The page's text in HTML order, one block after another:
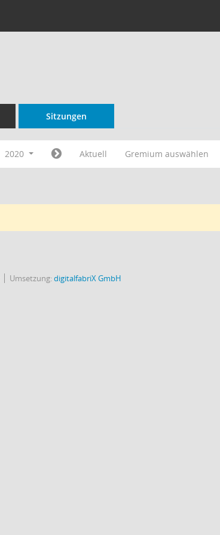
Sitzungen
2020 Aktuell Gremium auswählen
Umsetzung:digitalfabriX GmbH